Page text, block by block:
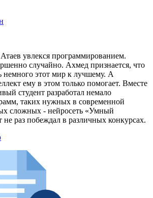
увлекся программированием.
случайно. Ахмед признается, что
немного этот мир к лучшему. А
ему в этом только помогает. Вместе
студент разработал немало
таких нужных в современной
сложных - нейросеть «Умный
не раз побеждал в различных конкурсах.